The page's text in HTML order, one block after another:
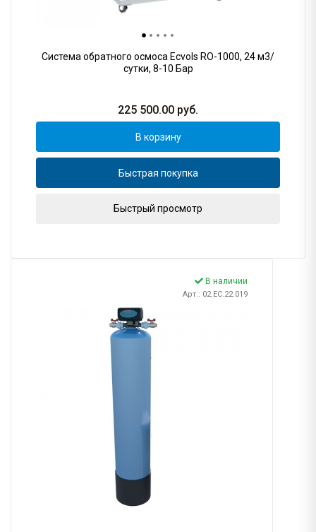
Система обратного осмоса Ecvols RO-1000, 24 м3/
сутки, 8-10 Бар
225 500.00 руб.
В корзину
Быстрая покупка
Быстрый просмотр
В наличии
Арт.: 02.EC.22.019